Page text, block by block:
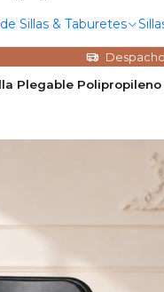
Sillas & Taburetes
Plegable Polipropileno